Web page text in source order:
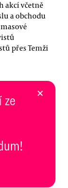
akcí včetně
a obchodu
přes Temži
×